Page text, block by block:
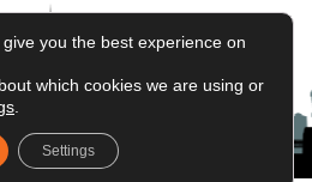
you the best experience on
which cookies we are using or
Settings